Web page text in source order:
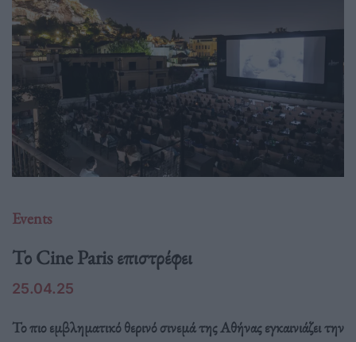
Events
Το Cine Paris επιστρέφει
25.04.25
Το πιο εμβληματικό θερινό σινεμά της Αθήνας εγκαινιάζει την